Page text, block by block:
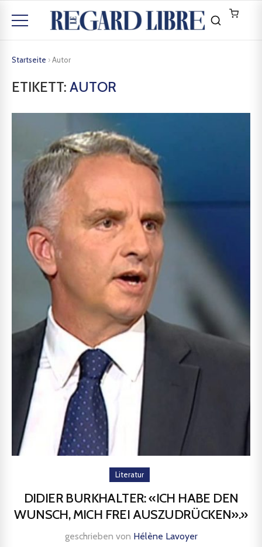
Startseite ›Autor
ETIKETT: AUTOR
Literatur
DIDIER BURKHALTER: «ICH HABE DEN
WUNSCH, MICH FREI AUSZUDRÜCKEN».»
geschrieben von Hélène Lavoyer